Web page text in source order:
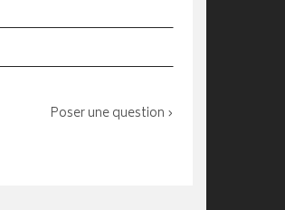
Poser une question ›